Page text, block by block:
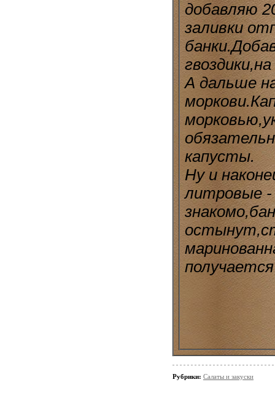
добавляю
заливки
А дальше
капусты.
Ну и
литровые -
Рубрики: Салаты и закуски